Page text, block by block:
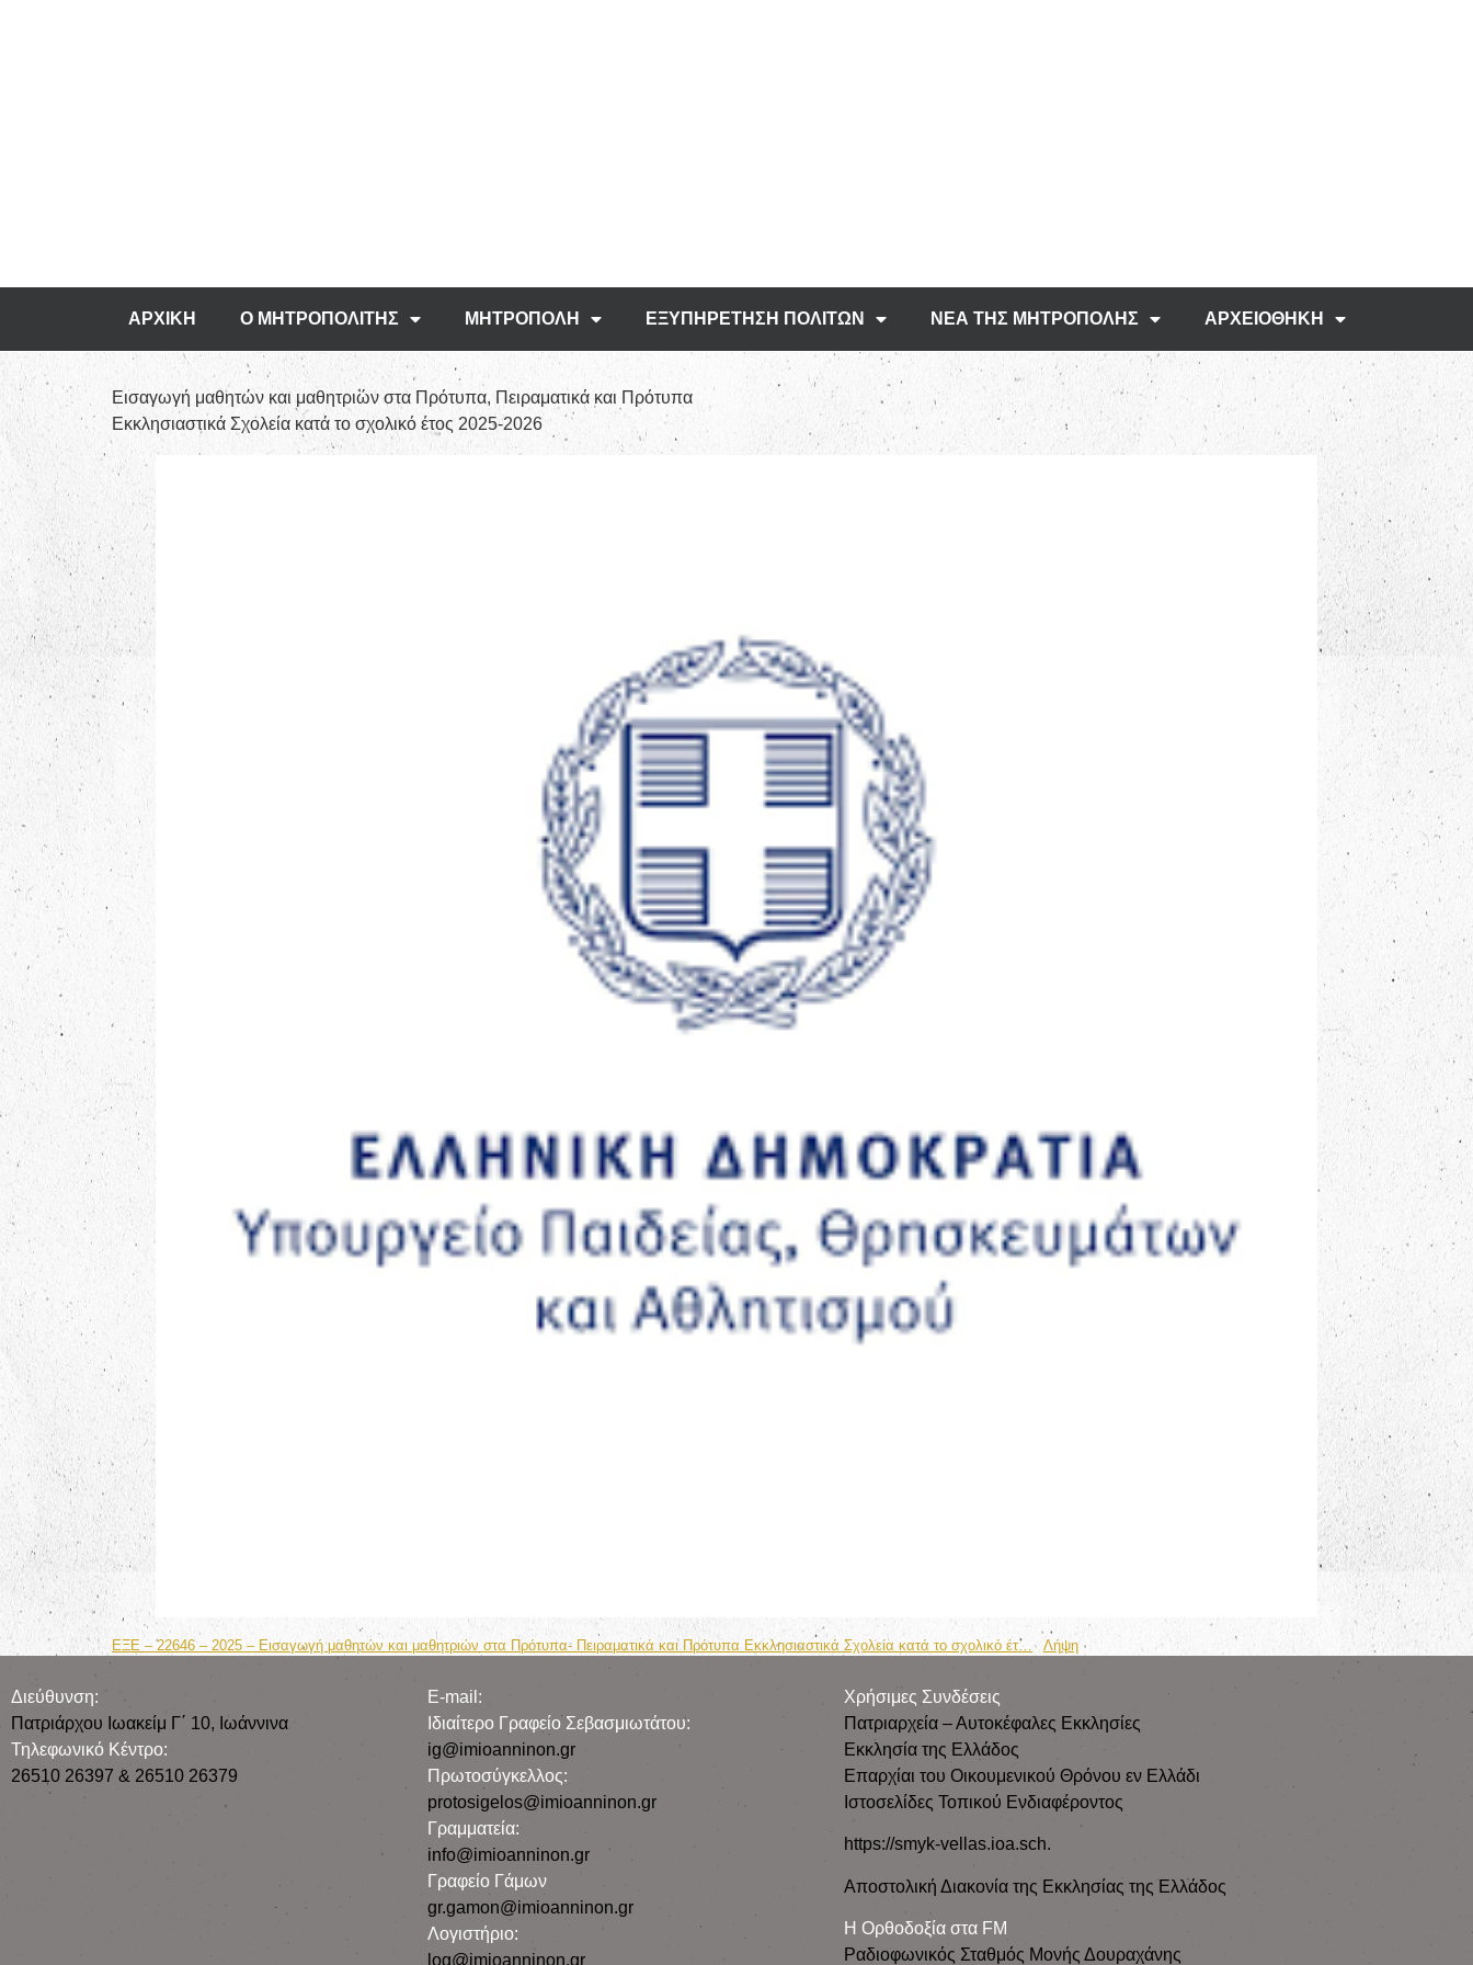
ΑΡΧΙΚΗ Ο ΜΗΤΡΟΠΟΛΙΤΗΣ ΜΗΤΡΟΠΟΛΗ ΕΞΥΠΗΡΕΤΗΣΗ ΠΟΛΙΤΩΝ ΝΕΑ ΤΗΣ ΜΗΤΡΟΠΟΛΗΣ ΑΡΧΕΙΟΘΗΚΗ
Εισαγωγή μαθητών και μαθητριών στα Πρότυπα, Πειραματικά και Πρότυπα
Εκκλησιαστικά Σχολεία κατά το σχολικό έτος 2025-2026
ΕΞΕ – 22646 – 2025 – Εισαγωγή μαθητών και μαθητριών στα Πρότυπα- Πειραματικά και Πρότυπα Εκκλησιαστικά Σχολεία κατά το σχολικό έτ… Λήψη
Διεύθυνση:
Πατριάρχου Ιωακείμ Γ΄ 10, Iωάννινα
Τηλεφωνικό Κέντρο:
26510 26397 & 26510 26379
E-mail:
Iδιαίτερο Γραφείο Σεβασμιωτάτου:
ig@imioanninon.gr
Πρωτοσύγκελλος:
protosigelos@imioanninon.gr
Γραμματεία:
info@imioanninon.gr
Γραφείο Γάμων
gr.gamon@imioanninon.gr
Λογιστήριο:
log@imioanninon.gr
Χρήσιμες Συνδέσεις
Πατριαρχεία – Αυτοκέφαλες Εκκλησίες
Εκκλησία της Ελλάδος
Επαρχίαι του Οικουμενικού Θρόνου εν Ελλάδι
Ιστοσελίδες Τοπικού Ενδιαφέροντος
https://smyk-vellas.ioa.sch.
Αποστολική Διακονία της Εκκλησίας της Ελλάδος
Η Ορθοδοξία στα FM
Ραδιοφωνικός Σταθμός Μονής Δουραχάνης